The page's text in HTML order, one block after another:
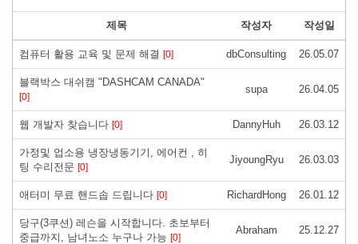
제목 작성자 작성일
컴퓨터 활용 교육 및 문제 해결 [0] dbConsulting 26.05.07
블랙박스 대쉬캠 "DASHCAM CANADA"
[0]
supa 26.04.05
웹 개발자 찾습니다 [0] DannyHuh 26.03.12
가정및 업소용 냉장냉동기기, 에어컨 , 히
팅 수리전문 [0]
JiyoungRyu 26.03.03
애터미 무료 핸드솝 드립니다 [0] RichardHong 26.01.12
당구(3쿠션) 레슨을 시작합니다. 초보부터
중급까지, 남녀노소 누구나 가능 [0]
Abraham 25.12.27